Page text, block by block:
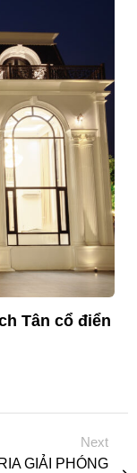
Tân cổ điển
Next
GIẢI PHÓNG